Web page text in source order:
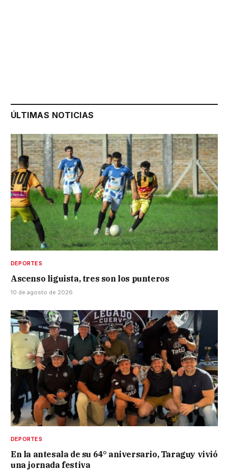
ÚLTIMAS NOTICIAS
DEPORTES
Ascenso liguista, tres son los punteros
10 de agosto de 2026
DEPORTES
En la antesala de su 64° aniversario, Taraguy vivió
una jornada festiva